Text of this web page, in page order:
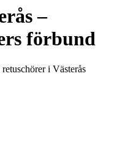
–
förbund
i Västerås